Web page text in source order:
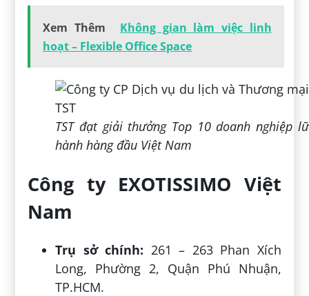
Xem Thêm
Không gian làm việc linh
hoạt – Flexible Office Space
TST đạt giải thưởng Top 10 doanh nghiệp lữ
hành hàng đầu Việt Nam
Công ty EXOTISSIMO Việt
Nam
Trụ sở chính: 261 – 263 Phan Xích
Long, Phường 2, Quận Phú Nhuận,
TP.HCM.